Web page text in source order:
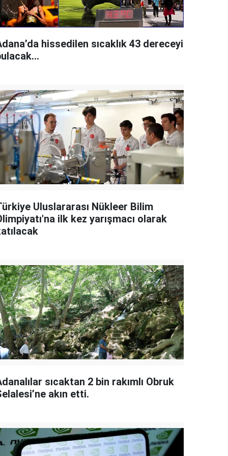
hissedilen sıcaklık 43 dereceyi
Uluslararası Nükleer Bilim
ilk kez yarışmacı olarak
sıcaktan 2 bin rakımlı Obruk
akın etti.